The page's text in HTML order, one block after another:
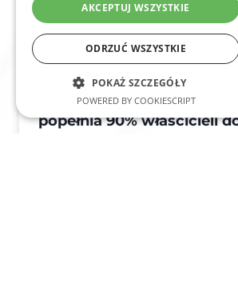
Fotowoltaika bez prądu?
popełnia 90% właścicieli
AKCEPTUJ WSZYSTKIE
ODRZUĆ WSZYSTKIE
POKAŻ SZCZEGÓŁY
POWERED BY COOKIESCRIPT